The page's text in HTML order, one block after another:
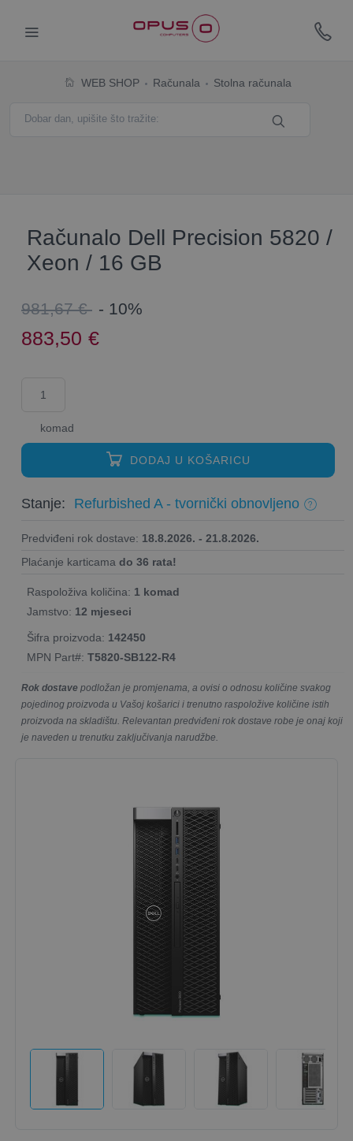
WEB SHOP Računala Stolna računala
Računalo Dell Precision 5820 /
Xeon / 16 GB
981,67 € - 10%
883,50 €
komad
DODAJ U KOŠARICU
Stanje: Refurbished A - tvornički obnovljeno
Predviđeni rok dostave: 18.8.2026. - 21.8.2026.
Plaćanje karticama do 36 rata!
Raspoloživa količina: 1 komad
Jamstvo: 12 mjeseci
Šifra proizvoda: 142450
MPN Part#: T5820-SB122-R4
Rok dostave podložan je promjenama, a ovisi o odnosu količine svakog
pojedinog proizvoda u Vašoj košarici i trenutno raspoložive količine istih
proizvoda na skladištu. Relevantan predviđeni rok dostave robe je onaj koji
je naveden u trenutku zaključivanja narudžbe.